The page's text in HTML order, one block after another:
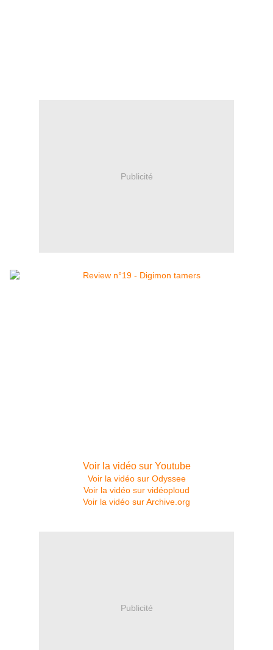
Publicité
Voir la vidéo sur Youtube
Voir la vidéo sur Odyssee
Voir la vidéo sur vidéoploud
Voir la vidéo sur Archive.org
Publicité